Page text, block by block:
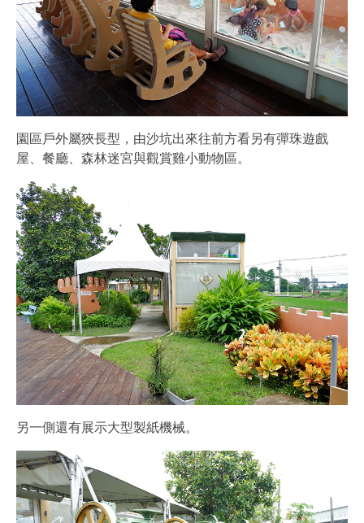
園區戶外屬狹長型，由沙坑出來往前方看另有彈珠遊戲
屋、餐廳、森林迷宮與觀賞雞小動物區。
另一側還有展示大型製紙機械。